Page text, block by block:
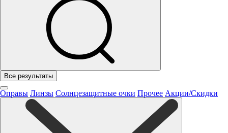
Все результаты
Оправы Линзы Солнцезащитные очки Прочее Акции/Скидки